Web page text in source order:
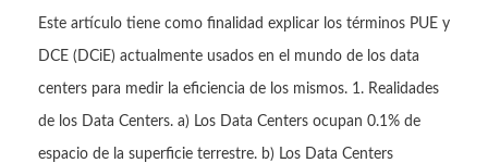
Este artículo tiene como finalidad explicar los términos PUE y
DCE (DCiE) actualmente usados en el mundo de los data
centers para medir la eficiencia de los mismos. 1. Realidades
de los Data Centers. a) Los Data Centers ocupan 0.1% de
espacio de la superficie terrestre. b) Los Data Centers